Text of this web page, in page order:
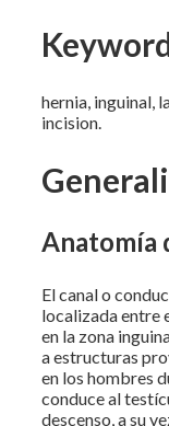
hernia, inguinal,
incision.
Anatomía
El canal o
localizada entre
en la zona
a estructuras
en los hombres
conduce al
descenso, a su